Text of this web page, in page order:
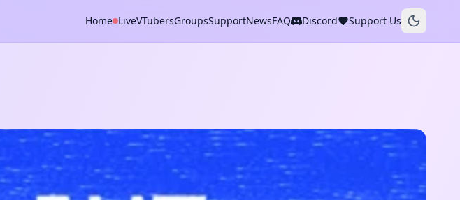
Home LiveVTubersGroupsSupportNewsFAQ Discord Support Us